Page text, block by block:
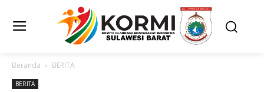
Beranda BERITA
BERITA